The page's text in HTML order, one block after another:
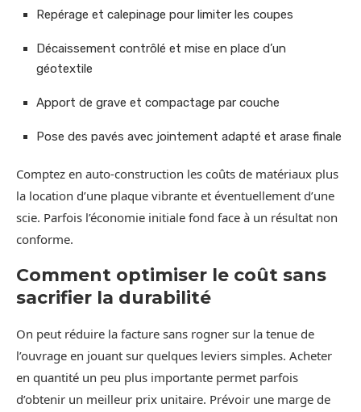
Repérage et calepinage pour limiter les coupes
Décaissement contrôlé et mise en place d’un
géotextile
Apport de grave et compactage par couche
Pose des pavés avec jointement adapté et arase finale
Comptez en auto‑construction les coûts de matériaux plus
la location d’une plaque vibrante et éventuellement d’une
scie. Parfois l’économie initiale fond face à un résultat non
conforme.
Comment optimiser le coût sans
sacrifier la durabilité
On peut réduire la facture sans rogner sur la tenue de
l’ouvrage en jouant sur quelques leviers simples. Acheter
en quantité un peu plus importante permet parfois
d’obtenir un meilleur prix unitaire. Prévoir une marge de